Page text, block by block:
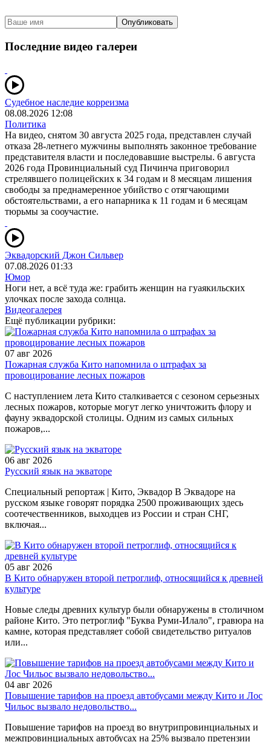
Опубликовать
Последние видео галереи
Судебное наследие корреизма
08.08.2026 12:08
Политика
На видео, снятом 30 августа 2025 года, представлен случай
отказа 28-летнего мужчины выполнять законное требование
представителя власти и последовавшие выстрелы. 6 августа
2026 года Провинциальный суд Пичинча приговорил
стрелявшего полицейских к 34 годам и 8 месяцам лишения
свободы за преднамеренное убийство с отягчающими
обстоятельствами, а его напарника к 11 годам и 6 месяцам
тюрьмы за сооучастие.
Эквадорский Джон Сильвер
07.08.2026 01:33
Юмор
Ноги нет, а всё туда же: грабить женщин на гуаякильских
улочках после захода солнца.
Видеогалерея
Ещё публикации рубрики:
07 авг 2026
Пожарная служба Кито напомнила о штрафах за
провоцирование лесных пожаров
С наступлением лета Кито сталкивается с сезоном серьезных
лесных пожаров, которые могут легко уничтожить флору и
фауну эквадорской столицы. Одним из самых сильных
пожаров,...
06 авг 2026
Русский язык на экваторе
Специальный репортаж | Кито, Эквадор В Эквадоре на
русском языке говорят порядка 2500 проживающих здесь
соотечественников, выходцев из России и стран СНГ,
включая...
05 авг 2026
В Кито обнаружен второй петроглиф, относящийся к древней
культуре
Новые следы древних культур были обнаружены в столичном
районе Кито. Это петроглиф "Буква Руми-Илало", гравюра на
камне, которая представляет собой свидетельство ритуалов
или...
04 авг 2026
Повышение тарифов на проезд автобусами между Кито и Лос
Чильос вызвало недовольство...
Повышение тарифов на проезд во внутрипровинциальных и
межпровинциальных автобусах на 25% вызвало претензии